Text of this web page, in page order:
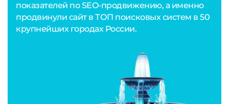
показателей по SEO-продвижению, а именно
продвинули сайт в ТОП поисковых систем в 50
крупнейших городах России.